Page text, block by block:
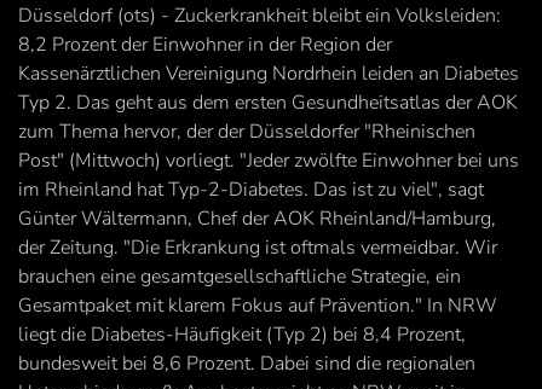
Düsseldorf (ots) - Zuckerkrankheit bleibt ein Volksleiden:
8,2 Prozent der Einwohner in der Region der
Kassenärztlichen Vereinigung Nordrhein leiden an Diabetes
Typ 2. Das geht aus dem ersten Gesundheitsatlas der AOK
zum Thema hervor, der der Düsseldorfer "Rheinischen
Post" (Mittwoch) vorliegt. "Jeder zwölfte Einwohner bei uns
im Rheinland hat Typ-2-Diabetes. Das ist zu viel", sagt
Günter Wältermann, Chef der AOK Rheinland/Hamburg,
der Zeitung. "Die Erkrankung ist oftmals vermeidbar. Wir
brauchen eine gesamtgesellschaftliche Strategie, ein
Gesamtpaket mit klarem Fokus auf Prävention." In NRW
liegt die Diabetes-Häufigkeit (Typ 2) bei 8,4 Prozent,
bundesweit bei 8,6 Prozent. Dabei sind die regionalen